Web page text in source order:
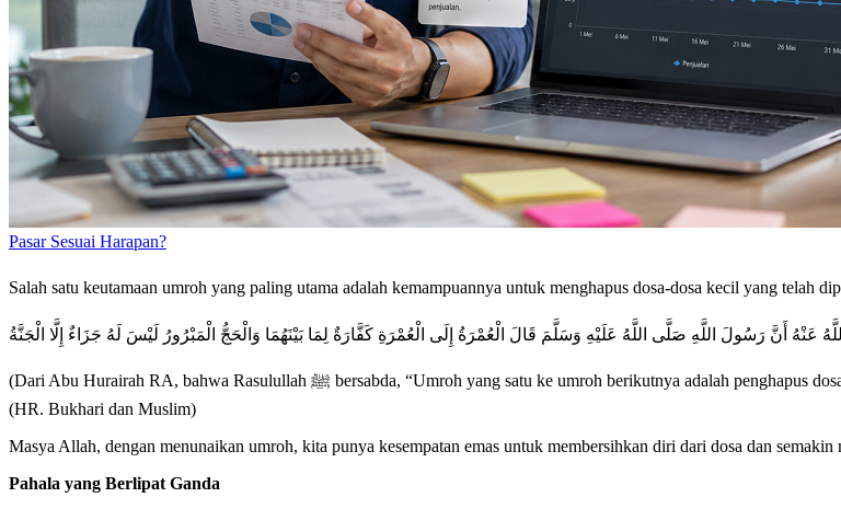
Pasar Sesuai Harapan?
عَنْهُ أَنَّ رَسُولَ اللَّهِ صَلَّى اللَّهُ عَلَيْهِ وَسَلَّمَ قَالَ الْعُمْرَةُ إِلَى الْعُمْرَةِ كَفَّارَةٌ لِمَا بَيْنَهُمَا وَالْحَجُّ الْمَبْرُورُ لَيْسَ لَهُ جَزَاءٌ إِلَّا الْجَنَّةُ
(Dari Abu Hurairah RA, bahwa Rasulullah ﷺ bersabda, “Umroh yang satu ke umroh berikutnya adalah penghapus dosa di antara keduanya, dan haji yang mabrur tidak ada balasan baginya kecuali surga.”)
(HR. Bukhari dan Muslim)
Masya Allah, dengan menunaikan umroh, kita punya kesempatan emas untuk membersihkan diri dari dosa dan
Pahala yang Berlipat Ganda